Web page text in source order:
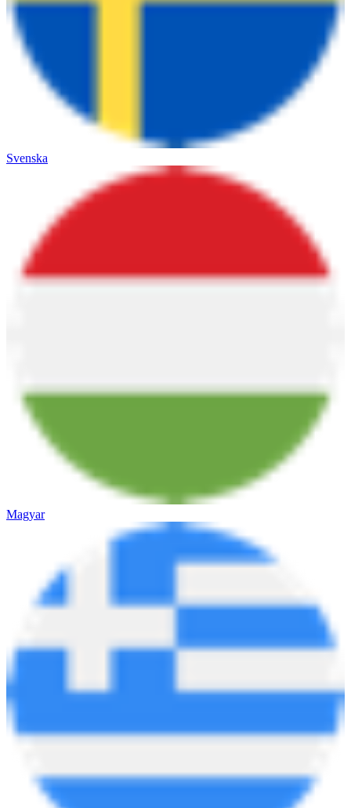
Svenska
Magyar